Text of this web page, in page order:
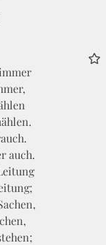
auch.